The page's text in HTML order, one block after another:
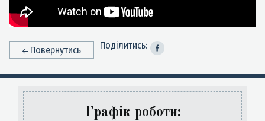
Повернутись Поділитись:
Графік роботи: